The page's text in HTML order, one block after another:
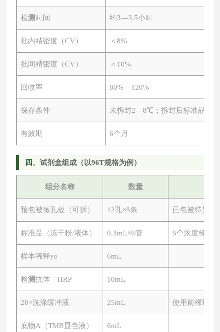
检测 时间 约3—3.5小时
批内精密度（CV） ＜8%
批间精密度（CV） ＜ 10%
回收率 80%—120%
保存条件 未拆封2—8℃；拆封后标准品-
有效期 6个月
四、试剂盒组成（以96T规格为例）
组分名称 数量
预包被微孔板（可拆） 12孔×8条 已包被特异性
标准品（冻干粉/液体） 0.3mL×6管 6个浓度梯度
样本稀释ye 6mL
检测抗体—HRP 10mL
20×洗涤缓冲液 25mL 使用前稀释
底物A（TMB显色液） 6mL